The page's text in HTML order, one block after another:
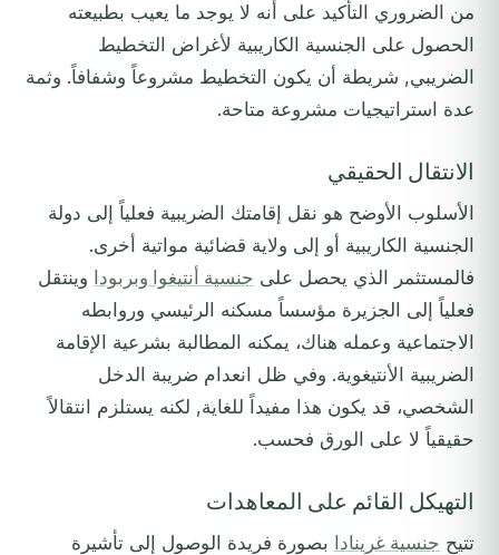
من الضروري التأكيد على أنه لا يوجد ما يعيب بطبيعته
الحصول على الجنسية الكاريبية لأغراض التخطيط
الضريبي, شريطة أن يكون التخطيط مشروعاً وشفافاً. وثمة
عدة استراتيجيات مشروعة متاحة.
الانتقال الحقيقي
الأسلوب الأوضح هو نقل إقامتك الضريبية فعلياً إلى دولة
الجنسية الكاريبية أو إلى ولاية قضائية مواتية أخرى.
فالمستثمر الذي يحصل على جنسية أنتيغوا وبربودا وينتقل
فعلياً إلى الجزيرة مؤسساً مسكنه الرئيسي وروابطه
الاجتماعية وعمله هناك، يمكنه المطالبة بشرعية الإقامة
الضريبية الأنتيغوية. وفي ظل انعدام ضريبة الدخل
الشخصي، قد يكون هذا مفيداً للغاية, لكنه يستلزم انتقالاً
حقيقياً لا على الورق فحسب.
التهيكل القائم على المعاهدات
تتيح جنسية غرينادا بصورة فريدة الوصول إلى تأشيرة